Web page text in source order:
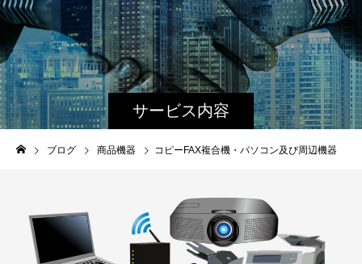
サービス内容
ブログ 商品機器 コピーFAX複合機・パソコン及び周辺機器